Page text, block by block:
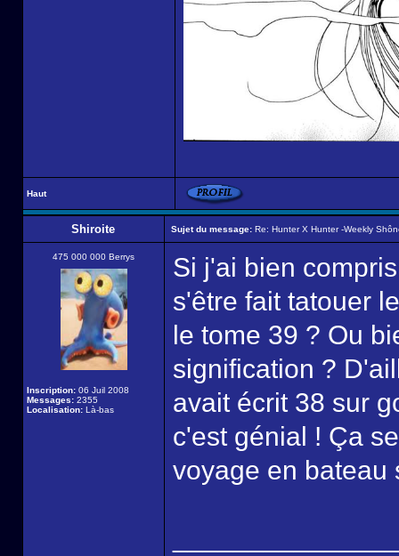
Haut
Shiroite Sujet du message: Re: Hunter X Hunter -Weekly
475 000 000 Berrys
Inscription: 06 Juil 2008
Messages: 2355
Localisation: Là-bas
Si j'ai bien
s'être fait tatouer
le tome 39 ? Ou
signification ?
avait écrit 38 sur
c'est génial ! Ça
voyage en bateau